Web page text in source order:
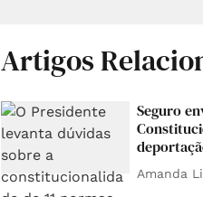
Artigos
Seguro
Amanda